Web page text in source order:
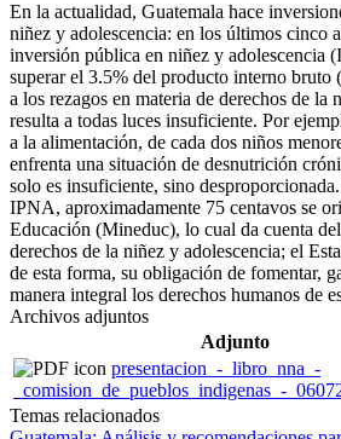
En la actualidad, Guatemala hace
niñez y adolescencia: en los últimos cinco
inversión pública en niñez y adolescencia
superar el 3.5% del producto interno bruto
a los rezagos en materia de derechos de la
resulta a todas luces insuficiente. Por
a la alimentación, de cada dos niños
enfrenta una situación de desnutrición
solo es insuficiente, sino
IPNA, aproximadamente 75 centavos se
Educación (Mineduc), lo cual da cuenta
derechos de la niñez y adolescencia; el
de esta forma, su obligación de fomentar,
manera integral los derechos humanos de
Archivos adjuntos
Adjunto
presentacion_-_libro_nna_-
_comision_de_pueblos_indigenas_-
Temas relacionados